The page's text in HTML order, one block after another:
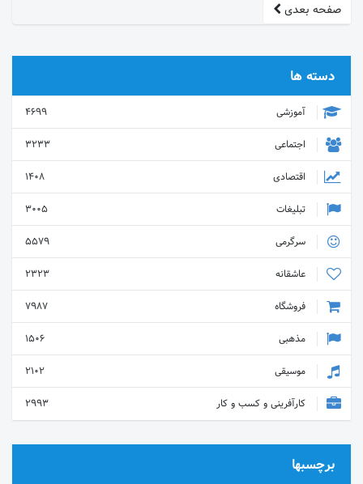
صفحه بعدی
دسته ها
آموزشی
4699
اجتماعی
3233
اقتصادی
1408
تبلیغات
3005
سرگرمی
5579
عاشقانه
2323
فروشگاه
7987
مذهبی
1506
موسیقی
2102
کارآفرینی و کسب و کار
2993
برچسبها